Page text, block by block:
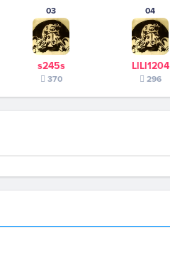
03
s245s
370
04
LlLl1204
296